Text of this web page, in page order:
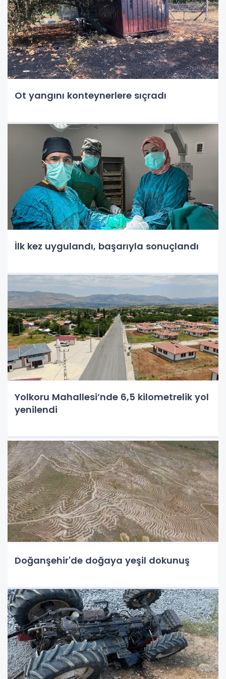
Ot yangını konteynerlere sıçradı
İlk kez uygulandı, başarıyla sonuçlandı
Yolkoru Mahallesi’nde 6,5 kilometrelik yol
yenilendi
Doğanşehir'de doğaya yeşil dokunuş